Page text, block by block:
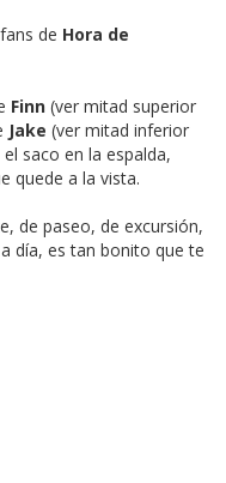
de Hora de
Finn (ver mitad superior
Jake (ver mitad inferior
saco en la espalda,
quede a la vista.
de paseo, de excursión,
día, es tan bonito que te